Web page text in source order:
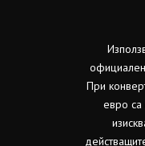
При
евро са